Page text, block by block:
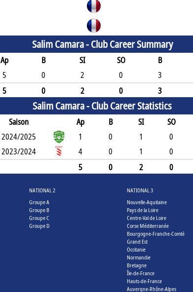
Salim Camara -Club Career Summary
Ap B SI SO B
5 0 2 0 3
5
0 2 0 3
Salim Camara -Club Career Statistics
Saison Ap B SI SO
2024/2025 1 0 1 0
2023/2024 4 0 1 0
5
0 2 0
NATIONAL 2
Groupe A
Groupe B
Groupe C
Groupe D
NATIONAL 3
Nouvelle-Aquitaine
Pays de la Loire
Centre-Val de Loire
Corse Méditerranée
Bourgogne-Franche-Comté
Grand Est
Occitanie
Normandie
Bretagne
Île-de-France
Hauts-de-France
Auvergne-Rhône-Alpes